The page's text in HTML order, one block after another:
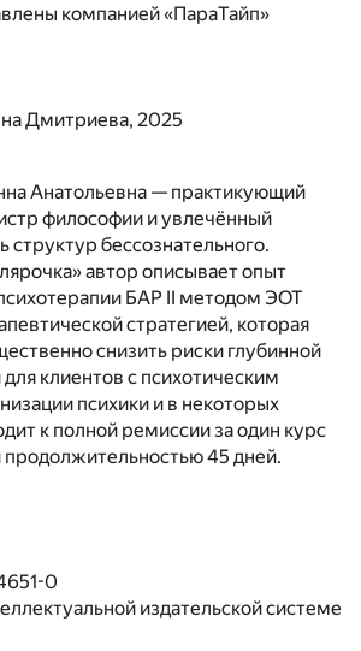
компанией «ПараТайп»
Дмитриева, 2025
Анатольевна — практикующий
философии и увлечённый
структур бессознательного.
автор описывает опыт
БАР II методом ЭОТ
стратегией, которая
снизить риски глубинной
клиентов с психотическим
психики и в некоторых
к полной ремиссии за один курс
продолжительностью 45 дней.
0
издательской системе